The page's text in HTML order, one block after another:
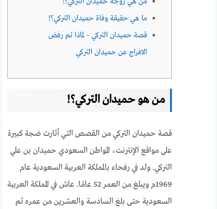
ما هي حقيقة وفاة حميدان التركي؟!
قصة حميدان التركي – لماذا تم رفض
الافراج عن حميدان التركي
من هو حميدان التركي؟!
قصة حميدان التركي من القصص التي أثارت ضجة كبيرة
على مواقع الإنترنت، المواطن السعودي حميدان بن علي
التركي. ولد في رفحاء بالمملكة العربية السعودية عام
1969م ويبلغ من العمر 52 عامًا. عاش في المملكة العربية
السعودية حتى بلغ السادسة والعشرين من عمره ثم